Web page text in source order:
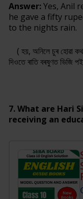
Answer:Yes, Anil
he gave a fifty
to the nights rain.
( হয়, অনিলে চুৰ হোৱা
দিওতে ৰাতি বৰষুণত ভিজি
7. What are Hari
receiving an